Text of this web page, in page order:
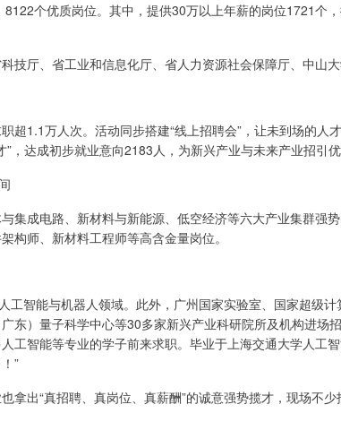
个优质岗位。其中，提供30万以上年薪的岗位1721个
技厅、省工业和信息化厅、省人力资源社会保障厅、中山大
超1.1万人次。活动同步搭建“线上招聘会”，让未到场的人
”，达成初步就业意向2183人，为新兴产业与未来产业招引优
集成电路、新材料与新能源、低空经济等六大产业集群强
构师、新材料工程师等高含金量岗位。
工智能与机器人领域。此外，广州国家实验室、国家超级
东）量子科学中心等30多家新兴产业科研院所及机构进场
工智能等专业的学子前来求职。毕业于上海交通大学人工
”
出“真招聘、真岗位、真薪酬”的诚意强势揽才，现场不少